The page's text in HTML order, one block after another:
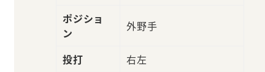
ポジショ
ン
外野手
投打
右左